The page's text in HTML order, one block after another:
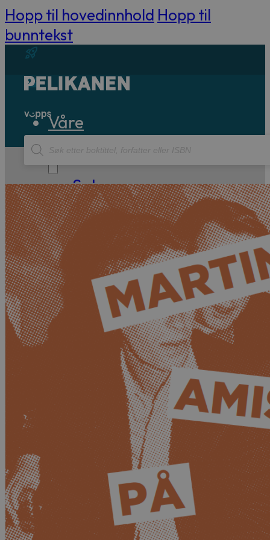
Hopp til hovedinnhold Hopp til
bunntekst
Våre
bøker
Sakprosa
Biografisk
Debatt
Essay
Kritikk
Samfunn
Skjønnlitteratur
Krim
Noveller
Roman
Tegneserier
Annet
Outlet
— kvalitetslitteratur
til
Products
search